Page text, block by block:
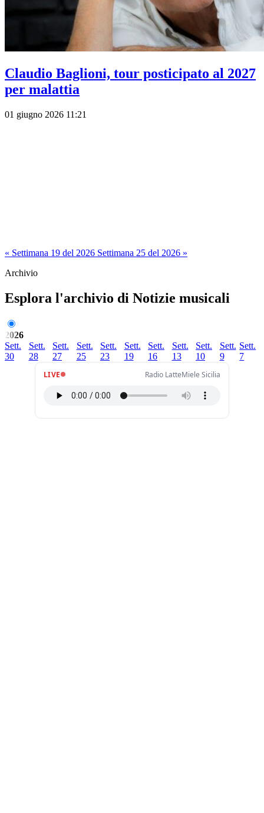
Claudio Baglioni, tour posticipato al 2027
per malattia
01 giugno 2026 11:21
« Settimana 19 del 2026 Settimana 25 del 2026 »
Archivio
Esplora l'archivio di Notizie musicali
2026
Sett.
30
Sett.
28
Sett.
27
Sett.
25
Sett.
23
Sett.
19
Sett.
16
Sett.
13
Sett.
10
Sett.
9
Sett.
7
LIVE
Radio LatteMiele Sicilia